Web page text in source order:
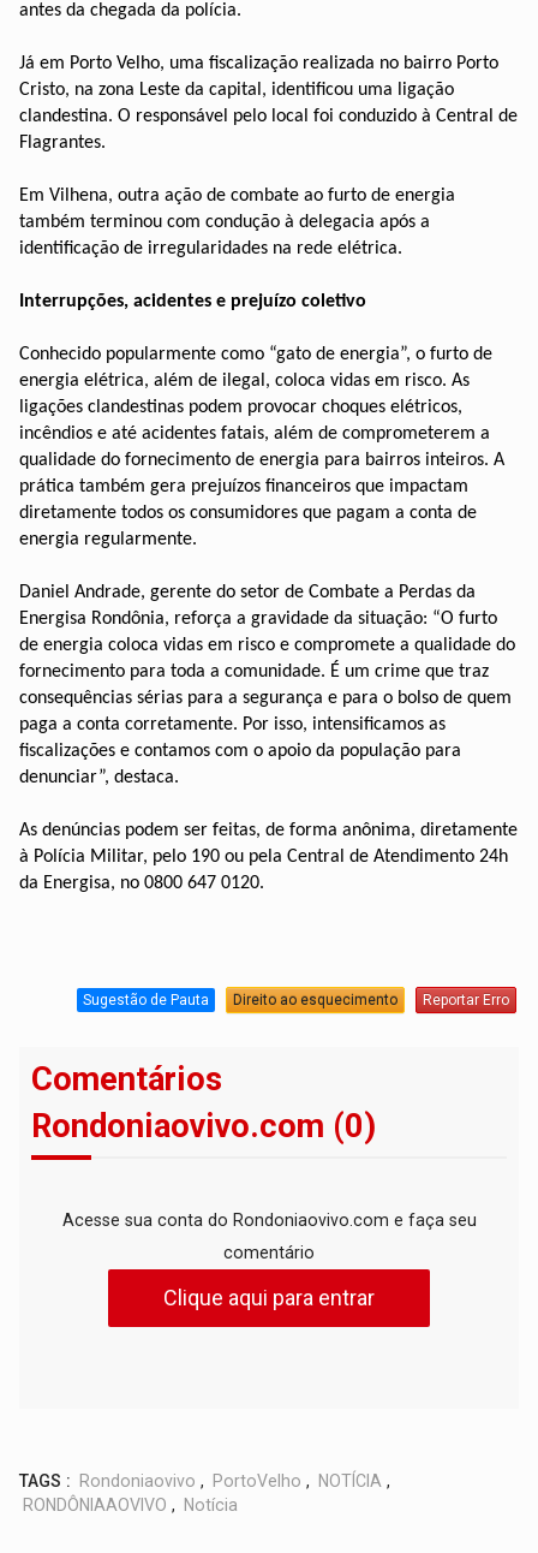
antes da chegada da polícia.
Já em Porto Velho, uma fiscalização realizada no bairro Porto
Cristo, na zona Leste da capital, identificou uma ligação
clandestina. O responsável pelo local foi conduzido à Central de
Flagrantes.
Em Vilhena, outra ação de combate ao furto de energia
também terminou com condução à delegacia após a
identificação de irregularidades na rede elétrica.
Interrupções, acidentes e prejuízo coletivo
Conhecido popularmente como “gato de energia”, o furto de
energia elétrica, além de ilegal, coloca vidas em risco. As
ligações clandestinas podem provocar choques elétricos,
incêndios e até acidentes fatais, além de comprometerem a
qualidade do fornecimento de energia para bairros inteiros. A
prática também gera prejuízos financeiros que impactam
diretamente todos os consumidores que pagam a conta de
energia regularmente.
Daniel Andrade, gerente do setor de Combate a Perdas da
Energisa Rondônia, reforça a gravidade da situação: “O furto
de energia coloca vidas em risco e compromete a qualidade do
fornecimento para toda a comunidade. É um crime que traz
consequências sérias para a segurança e para o bolso de quem
paga a conta corretamente. Por isso, intensificamos as
fiscalizações e contamos com o apoio da população para
denunciar”, destaca.
As denúncias podem ser feitas, de forma anônima, diretamente
à Polícia Militar, pelo 190 ou pela Central de Atendimento 24h
da Energisa, no 0800 647 0120.
Sugestão de Pauta Direito ao esquecimento Reportar Erro
Comentários
Rondoniaovivo.com (0)
Acesse sua conta do Rondoniaovivo.com e faça seu
comentário
Clique aqui para entrar
TAGS : Rondoniaovivo , PortoVelho , NOTÍCIA ,
RONDÔNIAAOVIVO , Notícia